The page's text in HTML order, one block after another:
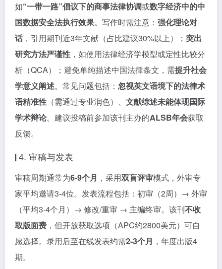
如“一带一路”倡议下的商事法律协调或数字经济中的中
国数据安全法执行效果。写作时需注意： 强化理论对
话 ，引用期刊近3年文献（占比建议30%以上）； 突出
研究方法严谨性 ，如使用法律经济学模型或定性比较分
析（QCA）；避免单纯描述中国法律条文，需提升社会
学意义阐述。常见问题包括： 忽视英文语境下的法律术
语精准性 （需通过专业润色）、 文献综述未能体现国际
学术辩论。建议投稿前参加该刊主办的ALSB年会获取
反馈。
4. 审稿与发表
审稿周期通常为6-9个月 ，采用双盲评审模式，外审专
家平均邀请3-4位。发表流程包括：初审（2周）→ 外审
（平均3-4个月）→ 修改/重审 → 主编终审。该刊不收
取版面费 ，但开放获取选项（APC约2800美元）可自
愿选择。录用后至在线发表约需2-3个月 ，年度出版4
期。